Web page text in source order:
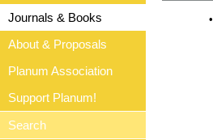
•
Journals & Books
About & Proposals
Planum Association
Support Planum!